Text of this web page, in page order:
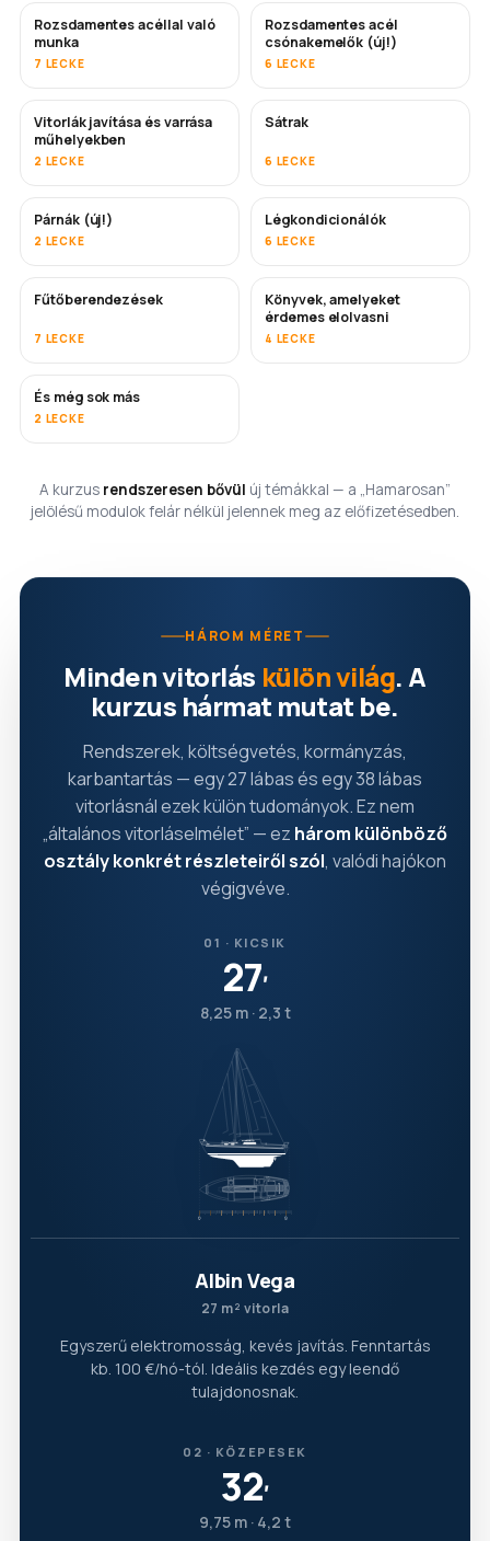
HAMAROSAN
Rozsdamentes acéllal való
munka
7 LECKE
Rozsdamentes acél
csónakemelők (új!)
6 LECKE
HAMAROSAN
Vitorlák javítása és varrása
műhelyekben
2 LECKE
Sátrak
6 LECKE
Párnák (új!)
2 LECKE
HAMAROSAN
Légkondicionálók
6 LECKE
HAMAROSAN
Fűtőberendezések
7 LECKE
HAMAROSAN
Könyvek, amelyeket
érdemes elolvasni
4 LECKE
HAMAROSAN
És még sok más
2 LECKE
A kurzus rendszeresen bővül új témákkal — a „Hamarosan”
jelölésű modulok felár nélkül jelennek meg az előfizetésedben.
HÁROM MÉRET
Minden vitorlás külön világ. A
kurzus hármat mutat be.
Rendszerek, költségvetés, kormányzás,
karbantartás — egy 27 lábas és egy 38 lábas
vitorlásnál ezek külön tudományok. Ez nem
„általános vitorláselmélet” — ez három különböző
osztály konkrét részleteiről szól, valódi hajókon
végigvéve.
01 · KICSIK
27′
8,25 m · 2,3 t
Albin Vega
27 m² vitorla
Egyszerű elektromosság, kevés javítás. Fenntartás
kb. 100 €/hó-tól. Ideális kezdés egy leendő
tulajdonosnak.
02 · KÖZEPESEK
32′
9,75 m · 4,2 t